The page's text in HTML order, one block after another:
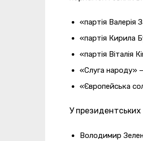
«партія Валерія
«партія Кирила
«партія Віталія
«Слуга народу»
«Європейська
У
Володимир